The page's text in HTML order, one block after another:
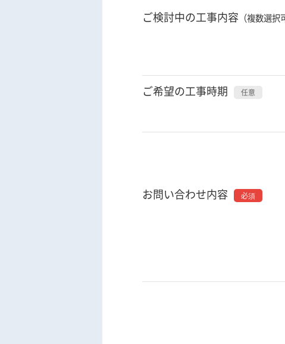
ご検討中の工事内容 （複数選択
ご希望の工事時期
お問い合わせ内容